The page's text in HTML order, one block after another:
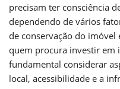
precisam ter consciência
dependendo de vários
de conservação do imóvel
quem procura investir em
fundamental considerar
local, acessibilidade e a